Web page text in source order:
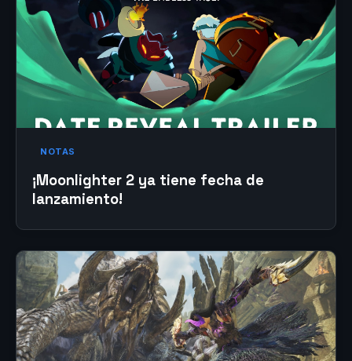
NOTAS
¡Moonlighter 2 ya tiene fecha de
lanzamiento!